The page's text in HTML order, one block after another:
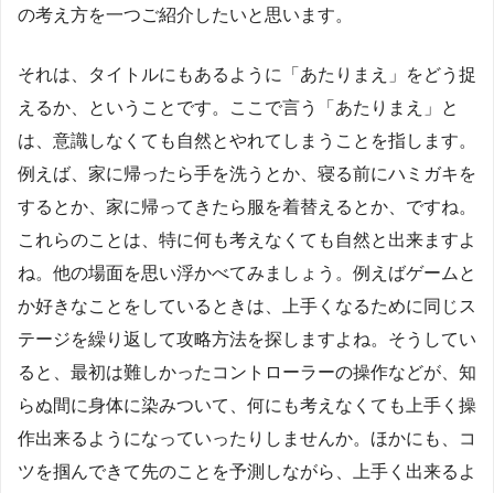
の考え方を一つご紹介したいと思います。
それは、タイトルにもあるように「あたりまえ」をどう捉
えるか、ということです。ここで言う「あたりまえ」と
は、意識しなくても自然とやれてしまうことを指します。
例えば、家に帰ったら手を洗うとか、寝る前にハミガキを
するとか、家に帰ってきたら服を着替えるとか、ですね。
これらのことは、特に何も考えなくても自然と出来ますよ
ね。他の場面を思い浮かべてみましょう。例えばゲームと
か好きなことをしているときは、上手くなるために同じス
テージを繰り返して攻略方法を探しますよね。そうしてい
ると、最初は難しかったコントローラーの操作などが、知
らぬ間に身体に染みついて、何にも考えなくても上手く操
作出来るようになっていったりしませんか。ほかにも、コ
ツを掴んできて先のことを予測しながら、上手く出来るよ